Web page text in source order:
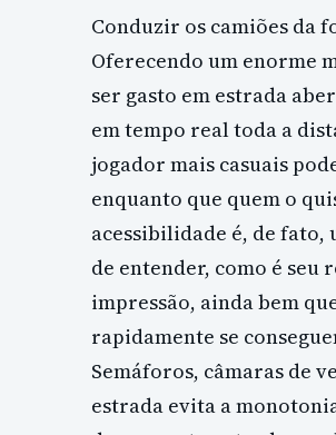
Conduzir os camiões da
Oferecendo um enorme
ser gasto em estrada
em tempo real toda a
jogador mais casuais
enquanto que quem o
acessibilidade é, de fato,
de entender, como é
impressão, ainda bem
rapidamente se
Semáforos, câmaras de
estrada evita a